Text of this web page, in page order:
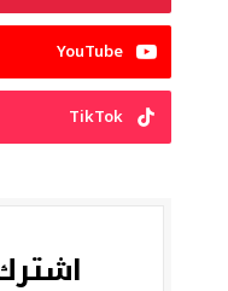
YouTube
TikTok